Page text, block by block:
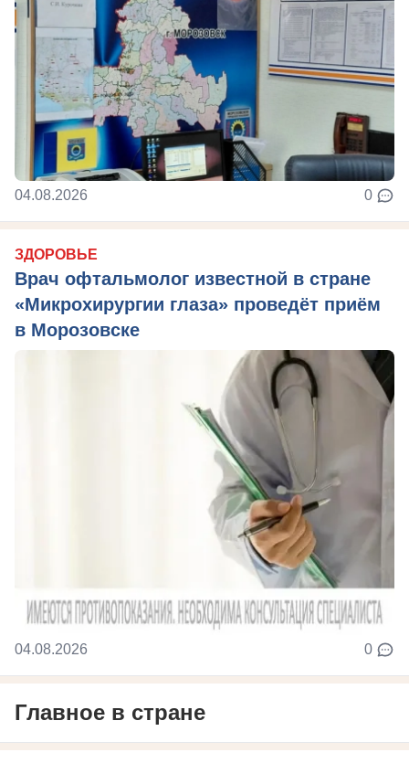
04.08.2026 0
ЗДОРОВЬЕ
Врач офтальмолог известной в стране
«Микрохирургии глаза» проведёт приём
в Морозовске
04.08.2026 0
Главное в стране